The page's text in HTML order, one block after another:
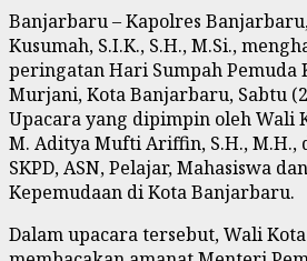
Banjarbaru – Kapolres
Kusumah, S.I.K., S.H., M.Si.,
peringatan Hari Sumpah Pemuda
Murjani,Kota Banjarbaru, Sabtu
Upacara yang dipimpin oleh Wali
M. Aditya Mufti Ariffin, S.H., M.H.,
SKPD, ASN, Pelajar,Mahasiswa dan
Kepemudaan di Kota Banjarbaru.
Dalam upacara tersebut,Wali